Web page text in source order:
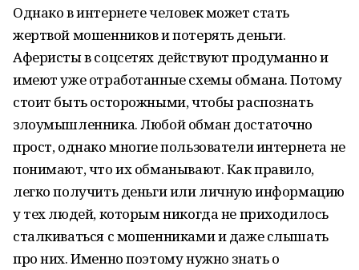
Однако в интернете человек может стать
жертвой мошенников и потерять деньги.
Аферисты в соцсетях действуют продуманно и
имеют уже отработанные схемы обмана. Потому
стоит быть осторожными, чтобы распознать
злоумышленника. Любой обман достаточно
прост, однако многие пользователи интернета не
понимают, что их обманывают. Как правило,
легко получить деньги или личную информацию
у тех людей, которым никогда не приходилось
сталкиваться с мошенниками и даже слышать
про них. Именно поэтому нужно знать о